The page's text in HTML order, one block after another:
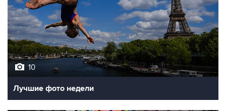
10
Лучшие фото недели